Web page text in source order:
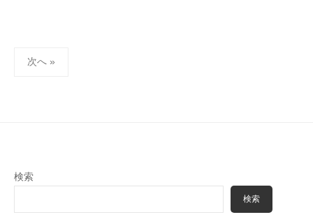
シ
ン
次へ »
検索
検索